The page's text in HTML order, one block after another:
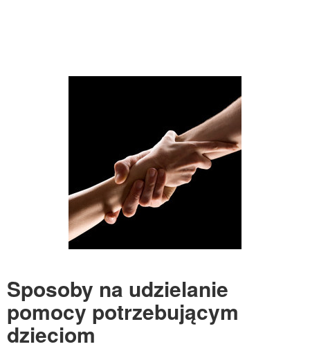
Sposoby na udzielanie
pomocy potrzebującym
dzieciom